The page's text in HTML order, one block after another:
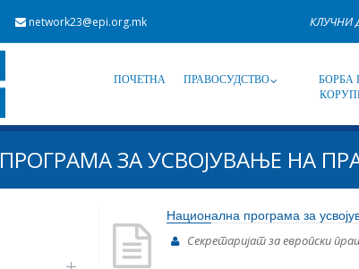
network23@epi.org.mk КЛУЧНИ
ПОЧЕТНА ПРАВОСУДСТВО
БОРБА
Датум на објавување Јазик
ЗА УСВОЈУВАЊЕ НА
Национална програма за
Секретаријат за европски